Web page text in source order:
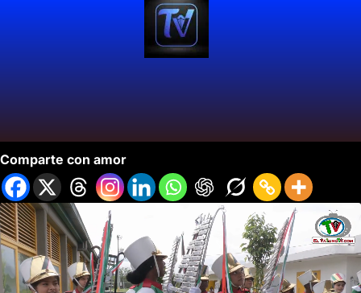
Comparte con amor